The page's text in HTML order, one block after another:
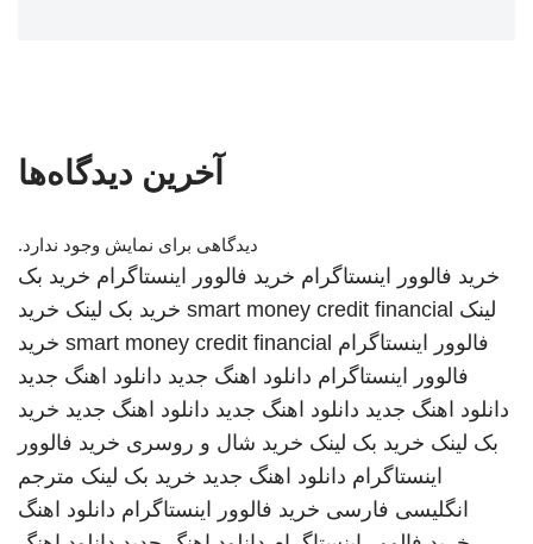
آخرین دیدگاه‌ها
دیدگاهی برای نمایش وجود ندارد.
خرید فالوور اینستاگرام خرید فالوور اینستاگرام خرید بک
لینک smart money credit financial خرید بک لینک خرید
فالوور اینستاگرام smart money credit financial خرید
فالوور اینستاگرام دانلود اهنگ جدید دانلود اهنگ جدید
دانلود اهنگ جدید دانلود اهنگ جدید دانلود اهنگ جدید خرید
بک لینک خرید بک لینک خرید شال و روسری خرید فالوور
اینستاگرام دانلود اهنگ جدید خرید بک لینک مترجم
انگلیسی فارسی خرید فالوور اینستاگرام دانلود اهنگ